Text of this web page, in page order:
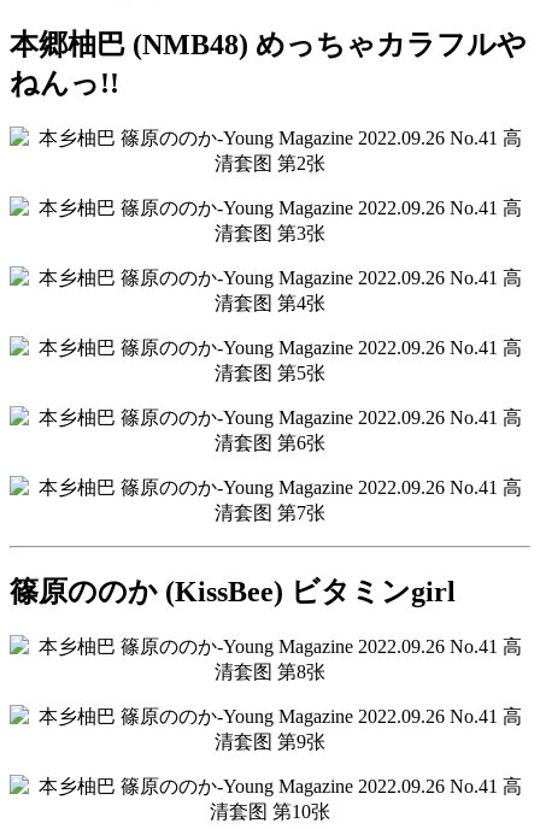
本郷柚巴 (NMB48) めっちゃカラフルや
ねんっ!!
篠原ののか (KissBee) ビタミンgirl